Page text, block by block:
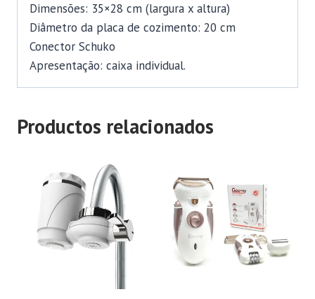
Dimensões: 35×28 cm (largura x altura)
Diâmetro da placa de cozimento: 20 cm
Conector Schuko
Apresentação: caixa individual.
Productos relacionados